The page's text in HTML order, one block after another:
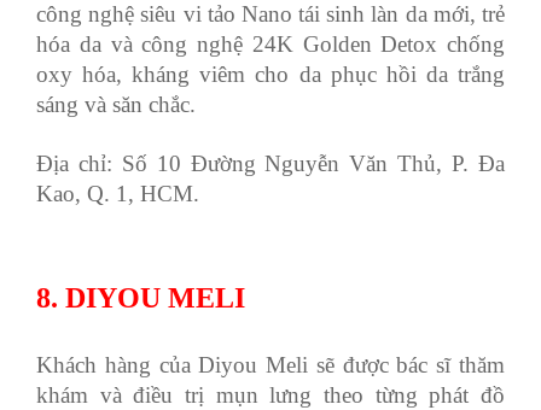
công nghệ siêu vi tảo Nano tái sinh làn da mới, trẻ
hóa da và công nghệ 24K Golden Detox chống
oxy hóa, kháng viêm cho da phục hồi da trắng
sáng và săn chắc.
Địa chỉ: Số 10 Đường Nguyễn Văn Thủ, P. Đa
Kao, Q. 1, HCM.
8. DIYOU MELI
Khách hàng của Diyou Meli sẽ được bác sĩ thăm
khám và điều trị mụn lưng theo từng phát đồ